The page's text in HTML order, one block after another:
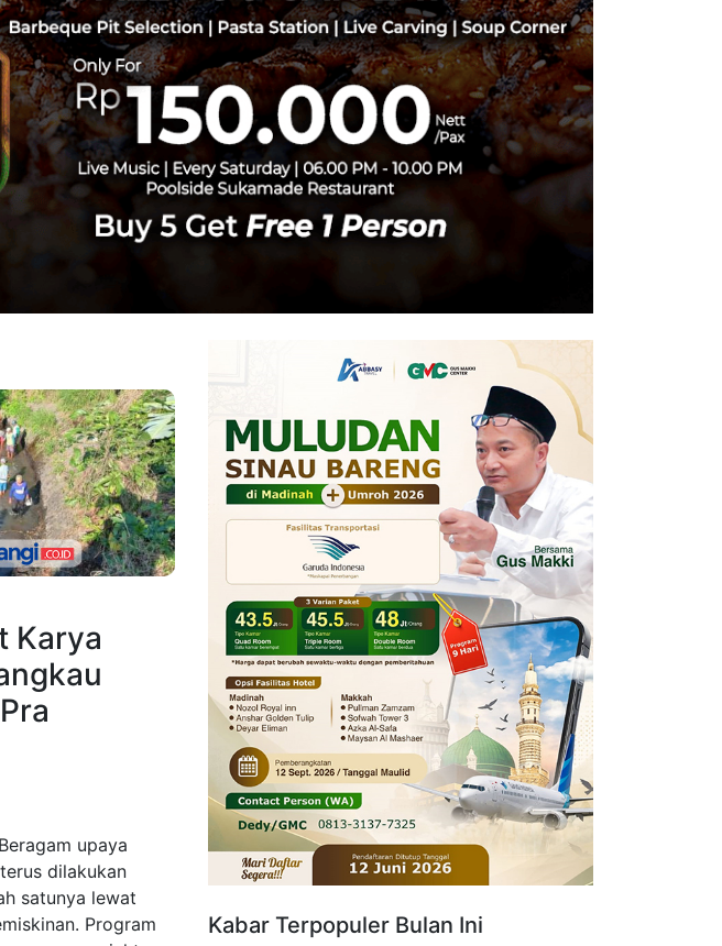
Karya
upaya
dilakukan
satunya lewat
Program
Kabar Terpopuler Bulan Ini